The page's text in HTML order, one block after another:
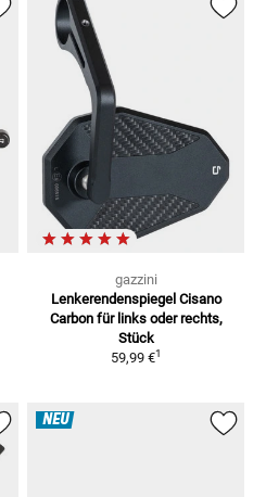
gazzini
Lenkerendenspiegel Cisano
Carbon für links oder rechts,
Stück
59,99 €1
NEU